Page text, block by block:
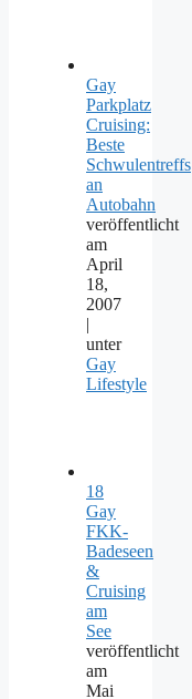
Gay
Parkplatz
Cruising:
Beste
Schwulentreffs
an
Autobahn
veröffentlicht
am
April
18,
2007
|
unter
Gay
Lifestyle
18
Gay
FKK-
Badeseen
&
Cruising
am
See
veröffentlicht
am
Mai